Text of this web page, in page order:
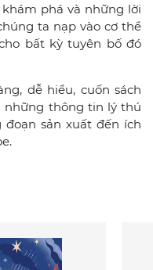
phá và những lời
ta nạp vào cơ thể
bất kỳ tuyên bố đó
dễ hiểu, cuốn sách
những thông tin lý thú
sản xuất đến ích